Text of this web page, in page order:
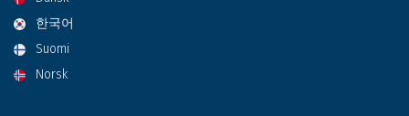
한국어
Suomi
Norsk